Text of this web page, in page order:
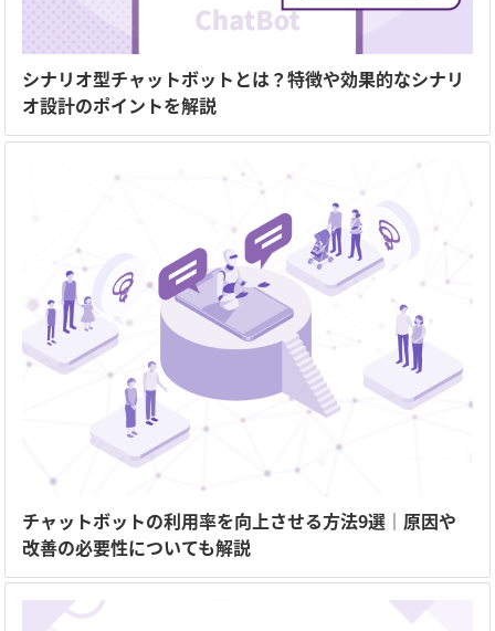
シナリオ型チャットボットとは？特徴や効果的なシナリ
オ設計のポイントを解説
チャットボットの利用率を向上させる方法9選｜原因や
改善の必要性についても解説